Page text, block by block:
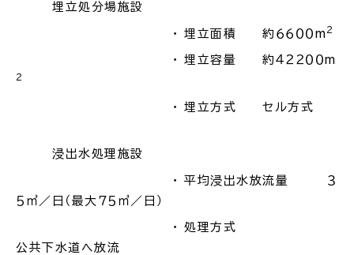
から 探
埋立処分場施設
・ 埋立面積 約６６００m2
・ 埋立容量 約４２２００m
2
・ 埋立方式 セル方式
浸出水処理施設
・ 平均浸出水放流量 ３
５㎥／日（最大７５㎥／日）
・ 処理方式
公共下水道へ放流